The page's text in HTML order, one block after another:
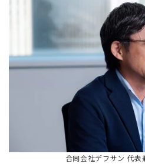
合同会社デフサン 代表